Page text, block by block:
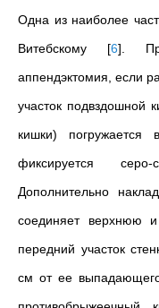
Одна из наиболее
Витебскому [6] .
аппендэктомия, если
участок подвздошной
кишки)
фиксируется
Дополнительно
соединяет верхнюю
передний участок
см от ее